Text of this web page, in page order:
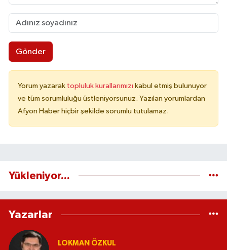
Gönder
Yorum yazarak topluluk kurallarımızı kabul etmiş bulunuyor
ve tüm sorumluluğu üstleniyorsunuz. Yazılan yorumlardan
Afyon Haber hiçbir şekilde sorumlu tutulamaz.
Yükleniyor...
Yazarlar
LOKMAN ÖZKUL